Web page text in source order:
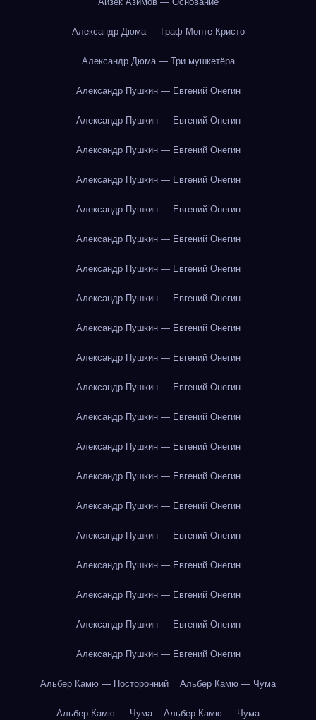
Александр Дюма — Граф Монте-Кристо
Александр Дюма — Три мушкетёра
Александр Пушкин — Евгений Онегин
Александр Пушкин — Евгений Онегин
Александр Пушкин — Евгений Онегин
Александр Пушкин — Евгений Онегин
Александр Пушкин — Евгений Онегин
Александр Пушкин — Евгений Онегин
Александр Пушкин — Евгений Онегин
Александр Пушкин — Евгений Онегин
Александр Пушкин — Евгений Онегин
Александр Пушкин — Евгений Онегин
Александр Пушкин — Евгений Онегин
Александр Пушкин — Евгений Онегин
Александр Пушкин — Евгений Онегин
Александр Пушкин — Евгений Онегин
Александр Пушкин — Евгений Онегин
Александр Пушкин — Евгений Онегин
Александр Пушкин — Евгений Онегин
Александр Пушкин — Евгений Онегин
Александр Пушкин — Евгений Онегин
Александр Пушкин — Евгений Онегин
Альбер Камю — Посторонний Альбер Камю — Чума
Альбер Камю — Чума Альбер Камю — Чума